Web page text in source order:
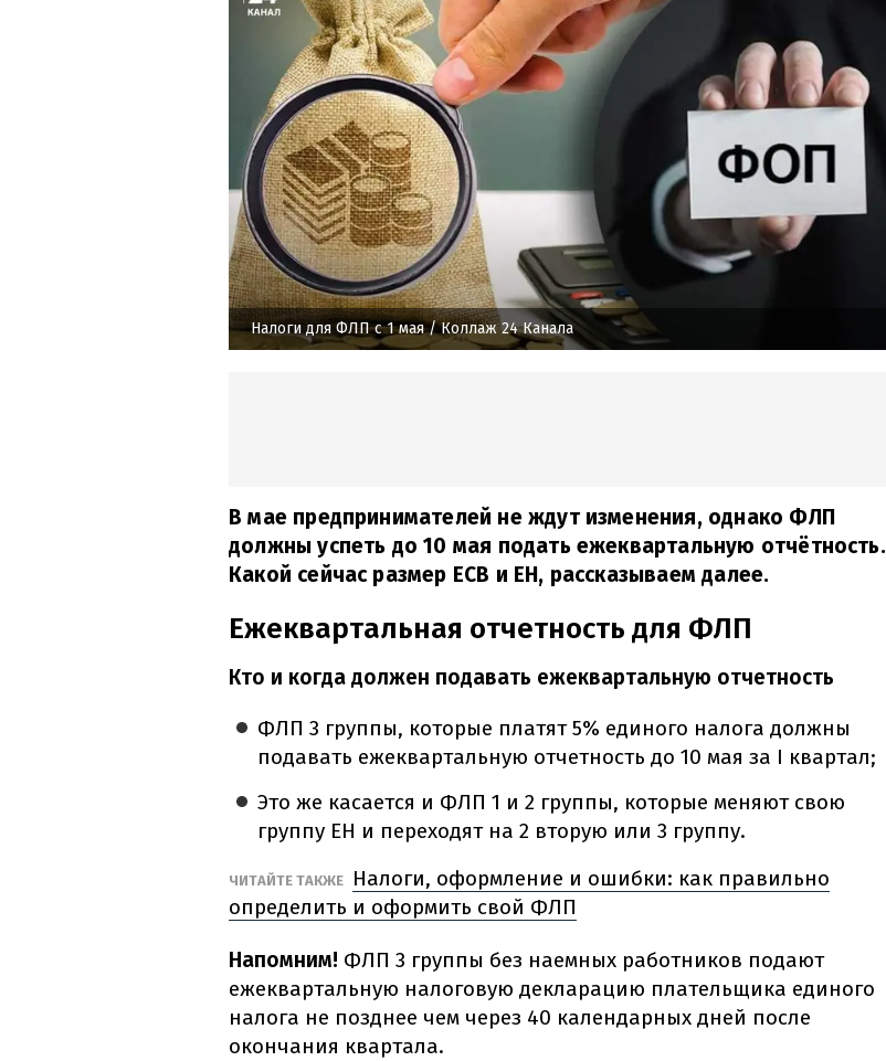
Налоги для ФЛП с 1 мая/ Коллаж 24 Канала
В мае предпринимателей не ждут изменения, однако ФЛП
должны успеть до 10 мая подать ежеквартальную отчётность.
Какой сейчас размер ЕСВ и ЕН, рассказываем далее.
Ежеквартальная отчетность для ФЛП
Кто и когда должен подавать ежеквартальную отчетность
ФЛП 3 группы, которые платят 5% единого налога должны
подавать ежеквартальную отчетность до 10 мая за I квартал;
Это же касается и ФЛП 1 и 2 группы, которые меняют свою
группу ЕН и переходят на 2 вторую или 3 группу.
ЧИТАЙТЕ ТАКЖЕ
Налоги, оформление и ошибки: как правильно
определить и оформить свой ФЛП
Напомним! ФЛП 3 группы без наемных работников подают
ежеквартальную налоговую декларацию плательщика единого
налога не позднее чем через 40 календарных дней после
окончания квартала.